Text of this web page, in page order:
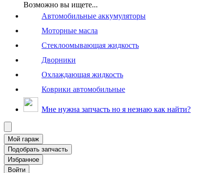
Возможно вы ищете...
Автомобильные аккумуляторы
Моторные масла
Стеклоомывающая жидкость
Дворники
Охлаждающая жидкость
Коврики автомобильные
Мне нужна запчасть но я незнаю как найти?